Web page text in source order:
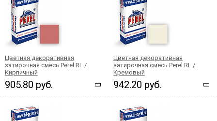
Цветная декоративная
затирочная смесь Perel RL /
Кирпичный
905.80 руб.
Цветная декоративная
затирочная смесь Perel RL /
Кремовый
942.20 руб.